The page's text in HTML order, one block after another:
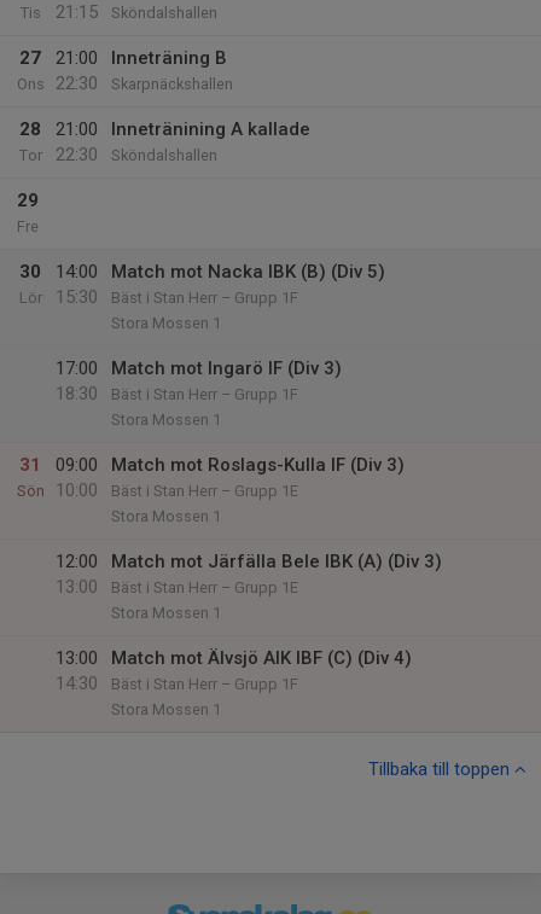
Tis
21:15
Sköndalshallen
27
Ons
21:00
22:30
Inneträning B
Skarpnäckshallen
28
Tor
21:00
22:30
Innetränining A kallade
Sköndalshallen
29
Fre
30
Lör
14:00
15:30
Match mot Nacka IBK (B) (Div 5)
Bäst i Stan Herr – Grupp 1F
Stora Mossen 1
17:00
18:30
Match mot Ingarö IF (Div 3)
Bäst i Stan Herr – Grupp 1F
Stora Mossen 1
31
Sön
09:00
10:00
Match mot Roslags-Kulla IF (Div 3)
Bäst i Stan Herr – Grupp 1E
Stora Mossen 1
12:00
13:00
Match mot Järfälla Bele IBK (A) (Div 3)
Bäst i Stan Herr – Grupp 1E
Stora Mossen 1
13:00
14:30
Match mot Älvsjö AIK IBF (C) (Div 4)
Bäst i Stan Herr – Grupp 1F
Stora Mossen 1
Tillbaka till toppen